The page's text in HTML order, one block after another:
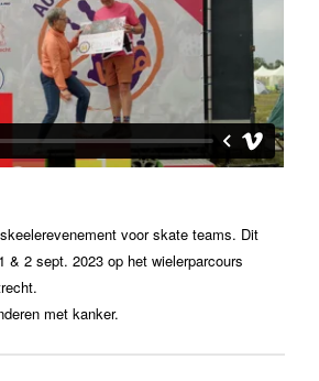
voor skate teams. Dit
& 2 sept. 2023 op het wielerparcours
met kanker.